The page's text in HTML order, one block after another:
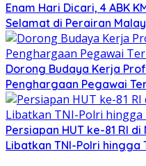
Enam Hari Dicari, 4 ABK
Selamat di Perairan
Dorong Budaya Kerja
Penghargaan Pegawai
Persiapan HUT ke-81 RI
Libatkan TNI-Polri hingga